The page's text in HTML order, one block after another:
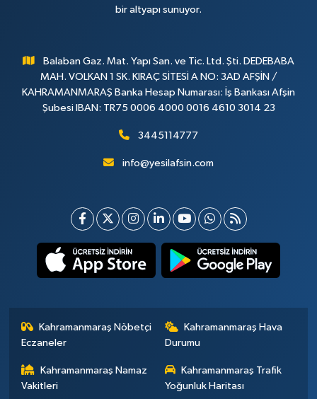
bir altyapı sunuyor.
Balaban Gaz. Mat. Yapı San. ve Tic. Ltd. Şti. DEDEBABA
MAH. VOLKAN 1 SK. KIRAÇ SİTESİ A NO: 3AD AFŞİN /
KAHRAMANMARAŞ Banka Hesap Numarası: İş Bankası Afşin
Şubesi IBAN: TR75 0006 4000 0016 4610 3014 23
3445114777
info@yesilafsin.com
Kahramanmaraş Nöbetçi
Eczaneler
Kahramanmaraş Hava
Durumu
Kahramanmaraş Namaz
Vakitleri
Kahramanmaraş Trafik
Yoğunluk Haritası